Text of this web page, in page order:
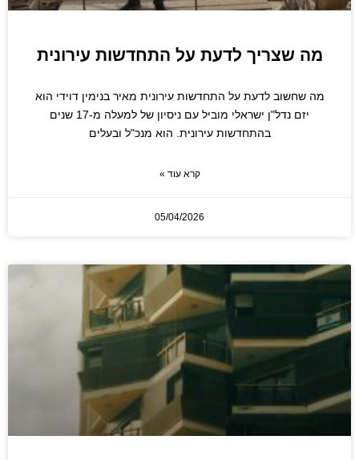
מה שצריך לדעת על התחדשות עירונית
מה שחשוב לדעת על התחדשות עירונית מאיר בנימין דוידי הוא
יזם נדל"ן ישראלי מוביל עם ניסיון של למעלה מ-17 שנים
בהתחדשות עירונית. הוא מנכ"ל ובעלים
קרא עוד »
05/04/2026